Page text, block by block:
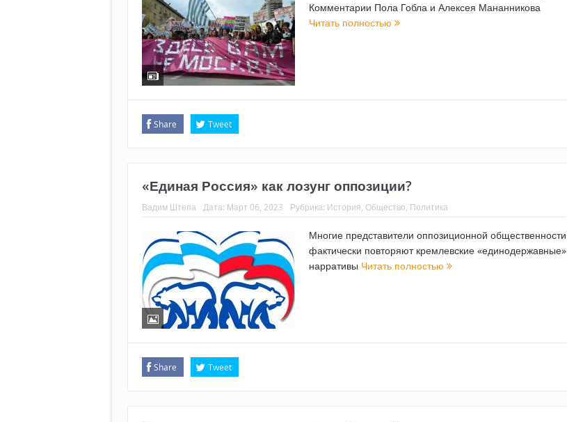
Комментарии Пола Гобла и Алексея Мананникова
Читать полностью
Share Tweet
«Единая Россия» как лозунг оппозиции?
Вадим Штепа Дата: Март 06, 2023 Рубрика: История Общество Политика
Многие представители оппозиционной общественности
фактически повторяют кремлевские «единодержавные»
нарративы Читать полностью
Share Tweet